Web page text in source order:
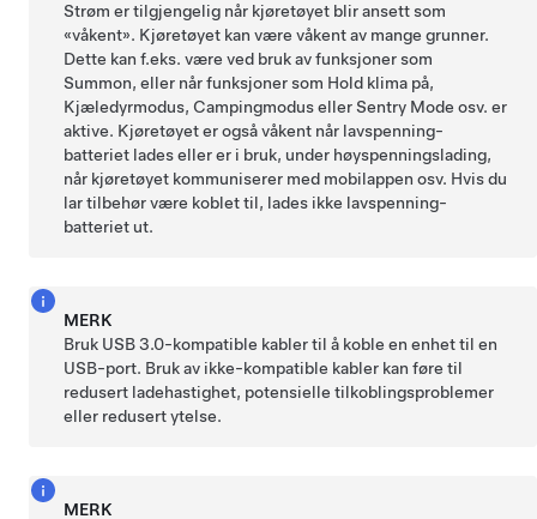
Strøm er tilgjengelig når kjøretøyet blir ansett som
«våkent». Kjøretøyet kan være våkent av mange grunner.
Dette kan f.eks. være ved bruk av funksjoner som
Summon, eller når funksjoner som Hold klima på,
Kjæledyrmodus, Campingmodus eller Sentry Mode osv. er
aktive. Kjøretøyet er også våkent når lavspenning-
batteriet lades eller er i bruk, under høyspenningslading,
når kjøretøyet kommuniserer med mobilappen osv. Hvis du
lar tilbehør være koblet til, lades ikke lavspenning-
batteriet ut.
MERK
Bruk USB 3.0-kompatible kabler til å koble en enhet til en
USB-port. Bruk av ikke-kompatible kabler kan føre til
redusert ladehastighet, potensielle tilkoblingsproblemer
eller redusert ytelse.
MERK